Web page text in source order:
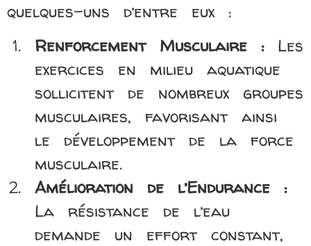
quelques-uns d’entre eux :
Renforcement Musculaire :Les
exercices en milieu aquatique
sollicitent de nombreux groupes
musculaires, favorisant ainsi
le développement de la force
musculaire.
Amélioration de l’Endurance :
La résistance de l’eau
demande un effort constant,